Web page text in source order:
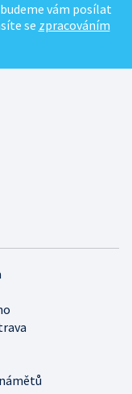
vám posílat
se zpracováním